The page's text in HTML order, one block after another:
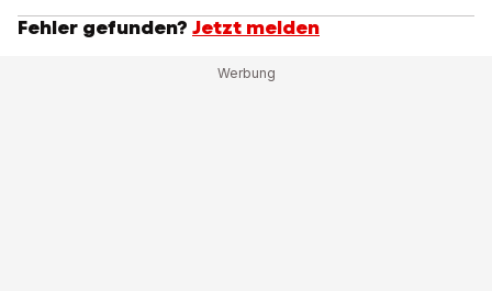
Fehler gefunden? Jetzt melden